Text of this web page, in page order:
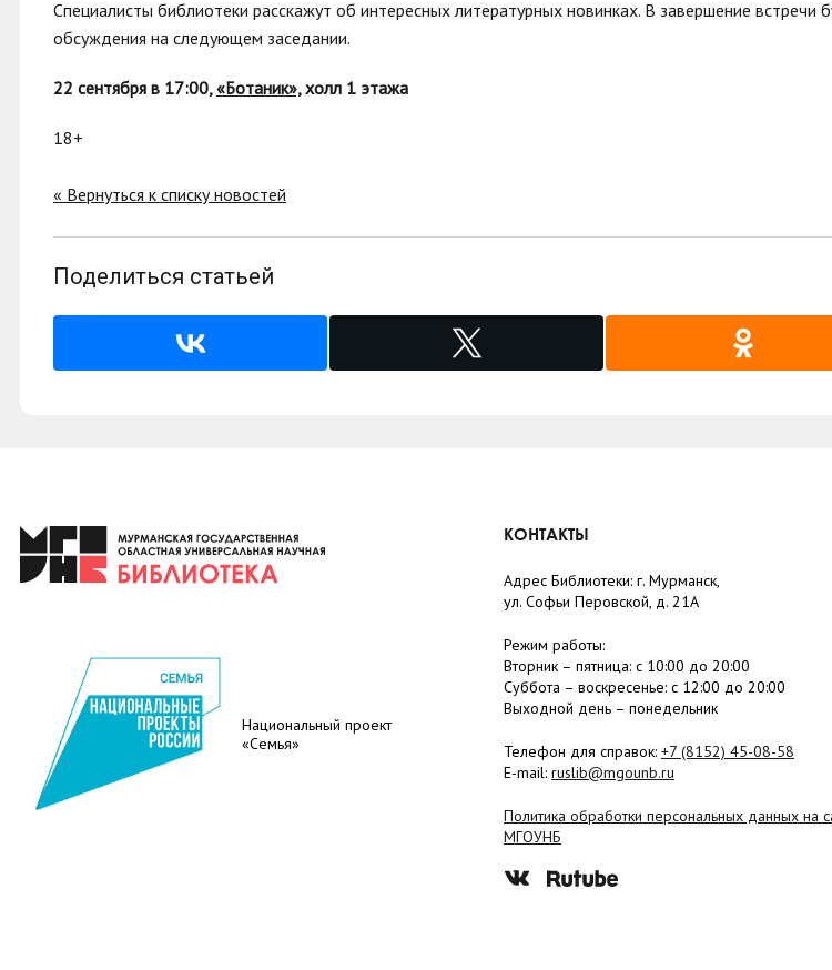
Специалисты библиотеки расскажут об интересных литературных новинках. В завершение встречи
обсуждения на следующем заседании.
22 сентября в 17:00,«Ботаник»,холл 1 этажа
18+
« Вернуться к списку новостей
Поделиться статьей
Национальный проект
«Семья»
КОНТАКТЫ
Адрес Библиотеки: г. Мурманск,
ул. Софьи Перовской, д. 21А
Режим работы:
Вторник – пятница: с 10:00 до 20:00
Суббота – воскресенье: c 12:00 до 20:00
Выходной день – понедельник
Телефон для справок: +7 (8152) 45-08-58
E-mail: ruslib@mgounb.ru
Политика обработки персональных данных на
МГОУНБ